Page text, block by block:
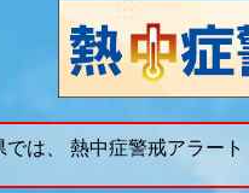
では、 熱中症警戒アラー